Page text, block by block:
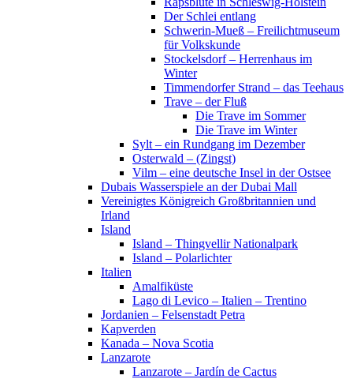
Der Schlei entlang
Schwerin-Mueß – Freilichtmuseum
für Volkskunde
Stockelsdorf – Herrenhaus im
Winter
Timmendorfer Strand – das Teehaus
Trave – der Fluß
Die Trave im Sommer
Die Trave im Winter
Sylt – ein Rundgang im Dezember
Osterwald – (Zingst)
Vilm – eine deutsche Insel in der Ostsee
Dubais Wasserspiele an der Dubai Mall
Vereinigtes Königreich Großbritannien und
Irland
Island
Island – Thingvellir Nationalpark
Island – Polarlichter
Italien
Amalfiküste
Lago di Levico – Italien – Trentino
Jordanien – Felsenstadt Petra
Kapverden
Kanada – Nova Scotia
Lanzarote
Lanzarote – Jardín de Cactus